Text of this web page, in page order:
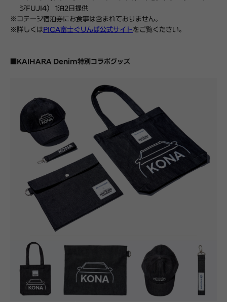
ジ FUJI4）
1泊2日提供
※ コテージ宿泊券にお食事は含まれておりません。
※詳しくは PICA富士ぐりんぱ公式サイトをご覧ください。
KAIHARA Denim特別コラボグッズ